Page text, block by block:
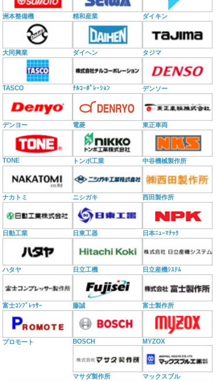
洲本整備機 精和産業 ダイキン
大同興業 ダイヘン タジマ
TASCO ﾁﾙｺｰﾎﾟﾚｰｼｮﾝ デンソー
デンヨー 電菱 東正車両
TONE トンボ工業 中谷機械製作所
ナカトミ ニシガキ 西田製作所
日動工業 日東工器 日本ﾆｭｰﾏﾁｯｸ
ハタヤ 日立工機 日立産機ｼｽﾃﾑ
富士ｺﾝﾌﾟﾚｯｻｰ 藤誠 富士製作所
プロモート BOSCH MYZOX
マサダ製作所 マックスブル